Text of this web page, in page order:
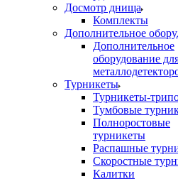
Досмотр днища
Комплекты
Дополнительное
Дополнительное
оборудование
Турникеты
Турникеты-
Тумбовые
Полноростовые
турникеты
Распашные
Скоростные
Калитки